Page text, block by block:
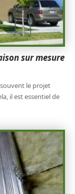
sur mesure
le projet
il est essentiel de